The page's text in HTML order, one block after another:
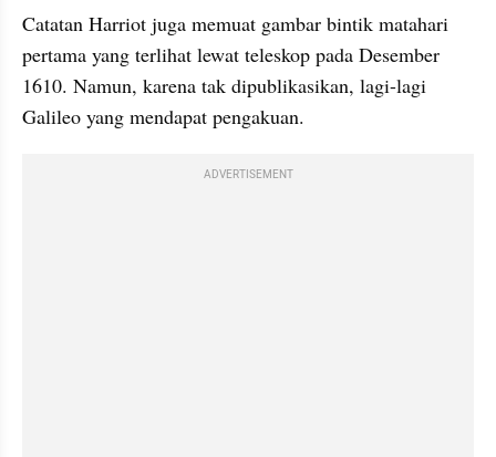
Catatan Harriot juga memuat gambar bintik matahari
pertama yang terlihat lewat teleskop pada Desember
1610. Namun, karena tak dipublikasikan, lagi-lagi
Galileo yang mendapat pengakuan.
ADVERTISEMENT